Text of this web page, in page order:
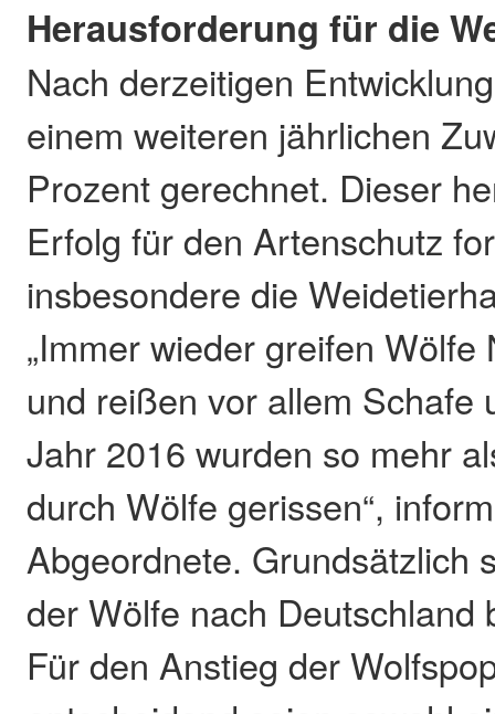
Herausforderung für die
Nach derzeitigen
einem weiteren jährlichen
Prozent gerechnet. Dieser
Erfolg für den Artenschutz
insbesondere die
„Immer wieder greifen
und reißen vor allem Schafe
Jahr 2016 wurden so mehr
durch Wölfe gerissen“,
Abgeordnete. Grundsätzlich
der Wölfe nach Deutschland
Für den Anstieg der